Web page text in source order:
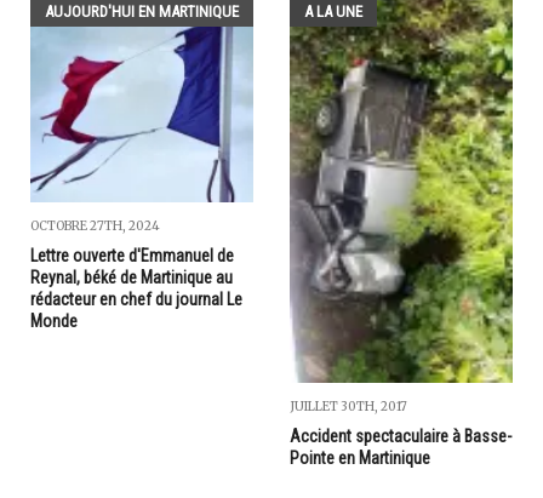
AUJOURD'HUI EN MARTINIQUE
OCTOBRE 27TH, 2024
Lettre ouverte d'Emmanuel de
Reynal, béké de Martinique au
rédacteur en chef du journal Le
Monde
A LA UNE
JUILLET 30TH, 2017
Accident spectaculaire à Basse-
Pointe en Martinique